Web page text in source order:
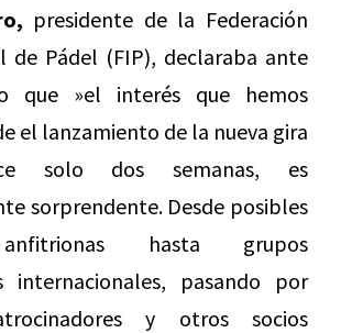
presidente de la Federación
de Pádel (FIP), declaraba ante
que »el interés que hemos
el lanzamiento de la nueva gira
solo dos semanas, es
sorprendente. Desde posibles
hasta grupos
internacionales, pasando por
y otros socios